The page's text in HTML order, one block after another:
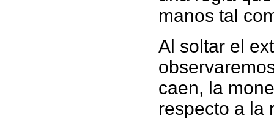
manos tal
Al soltar el
caen, la
respecto a la